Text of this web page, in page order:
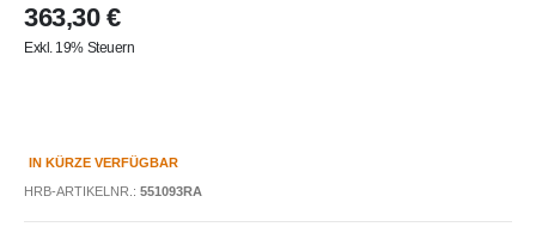
363,30 €
Exkl. 19% Steuern
IN KÜRZE VERFÜGBAR
HRB-ARTIKELNR.: 551093RA